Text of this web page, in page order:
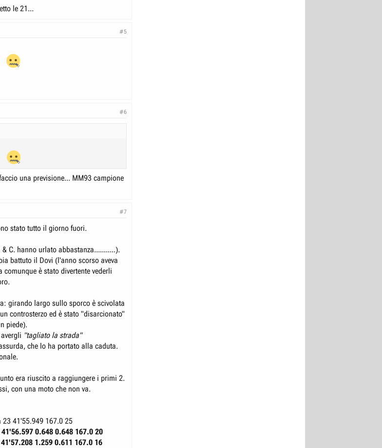
le 21...
#5
#6
una previsione... MM93 campione
#7
stato tutto il giorno fuori.
C. hanno urlato abbastanza...........).
battuto il Dovi (l'anno scorso aveva
è stato divertente vederli
girando largo sullo sporco è scivolata
controsterzo ed è stato "disarcionato"
piede).
"tagliato la strada"
che lo ha portato alla caduta.
era riuscito a raggiungere i primi 2.
con una moto che non va.
23 41'55.949 167.0 25
0.648 0.648 167.0 20
1.259 0.611 167.0 16